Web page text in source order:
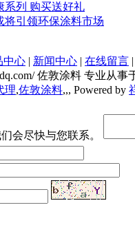
系列 购买送好礼
将引领环保涂料市场
中心 | 新闻中心 | 在线留言 |
佐敦涂料 专业从事
理,佐敦涂料,,, Powered by
会尽快与您联系。